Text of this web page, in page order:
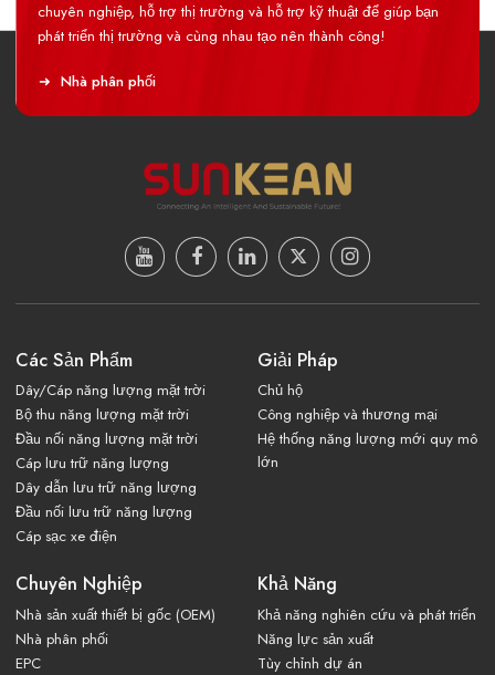
chuyên nghiệp, hỗ trợ thị trường và hỗ trợ kỹ thuật để giúp bạn
phát triển thị trường và cùng nhau tạo nên thành công!
Nhà phân phối
Các Sản Phẩm
Dây/Cáp năng lượng mặt trời
Bộ thu năng lượng mặt trời
Đầu nối năng lượng mặt trời
Cáp lưu trữ năng lượng
Dây dẫn lưu trữ năng lượng
Đầu nối lưu trữ năng lượng
Cáp sạc xe điện
Giải Pháp
Chủ hộ
Công nghiệp và thương mại
Hệ thống năng lượng mới quy mô
lớn
Chuyên Nghiệp
Nhà sản xuất thiết bị gốc (OEM)
Nhà phân phối
EPC
Khả Năng
Khả năng nghiên cứu và phát triển
Năng lực sản xuất
Tùy chỉnh dự án